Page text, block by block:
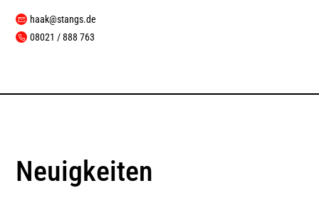
haak@stangs.de
08021 / 888 763
Neuigkeiten